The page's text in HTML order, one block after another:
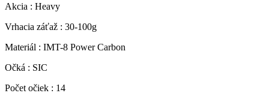
Akcia : Heavy
Vrhacia záťaž : 30-100g
Materiál : IMT-8 Power Carbon
Očká : SIC
Počet očiek : 14